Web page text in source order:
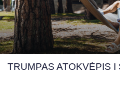
TRUMPAS ATOKVĖPIS I